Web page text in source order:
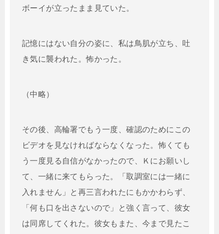
ボーイが立ったまま見ていた。
記憶にはない自分の姿に、私は鳥肌が立ち、吐
き気に襲われた。怖かった。
（中略）
その後、高輪署でもう一度、確認のためにこの
ビデオを見なければならなくなった。怖くても
う一度見る自信がなかったので、Ｋにお願いし
て、一緒に来てもらった。「取調室には一緒に
入れません」と再三言われたにもかかわらず、
「何も口を出さないので」と強く言って、彼女
は同席してくれた。彼女もまた、今まで見たこ